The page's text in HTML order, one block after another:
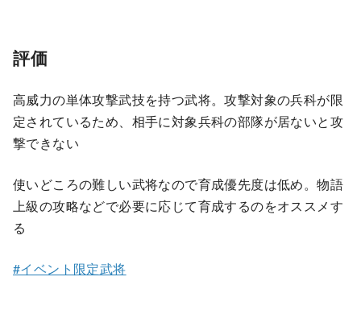
評価
高威力の単体攻撃武技を持つ武将。攻撃対象の兵科が限
定されているため、相手に対象兵科の部隊が居ないと攻
撃できない
使いどころの難しい武将なので育成優先度は低め。物語
上級の攻略などで必要に応じて育成するのをオススメす
る
#イベント限定武将